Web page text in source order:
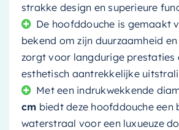
strakke design en superieure
De hoofddouche is gemaakt
bekend om zijn duurzaamheid
zorgt voor langdurige prestaties
esthetisch aantrekkelijke
Met een indrukwekkende
cm biedt deze hoofddouche een
waterstraal voor een luxueuze